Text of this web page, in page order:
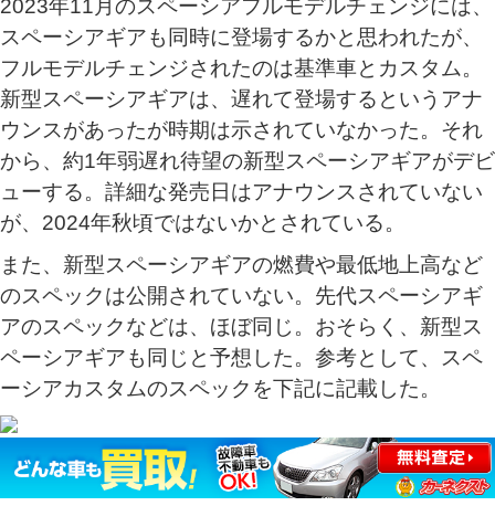
2023年11月のスペーシアフルモデルチェンジには、
スペーシアギアも同時に登場するかと思われたが、
フルモデルチェンジされたのは基準車とカスタム。
新型スペーシアギアは、遅れて登場するというアナ
ウンスがあったが時期は示されていなかった。それ
から、約1年弱遅れ待望の新型スペーシアギアがデビ
ューする。詳細な発売日はアナウンスされていない
が、2024年秋頃ではないかとされている。
また、新型スペーシアギアの燃費や最低地上高など
のスペックは公開されていない。先代スペーシアギ
アのスペックなどは、ほぼ同じ。おそらく、新型ス
ペーシアギアも同じと予想した。参考として、スペ
ーシアカスタムのスペックを下記に記載した。